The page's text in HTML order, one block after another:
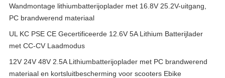
Wandmontage lithiumbatterijoplader met 16.8V 25.2V-uitgang,
PC brandwerend materiaal
UL KC PSE CE Gecertificeerde 12.6V 5A Lithium Batterijlader
met CC-CV Laadmodus
12V 24V 48V 2.5A Lithiumbatterijoplader met PC brandwerend
materiaal en kortsluitbescherming voor scooters Ebike